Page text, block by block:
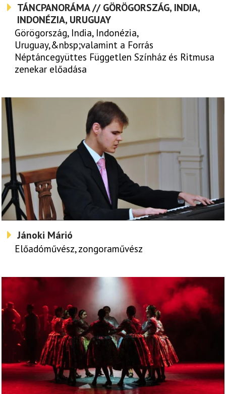
TÁNCPANORÁMA // GÖRÖGORSZÁG, INDIA,
INDONÉZIA, URUGUAY
Görögország, India, Indonézia,
Uruguay,&nbsp;valamint a Forrás
Néptáncegyüttes Független Színház és Ritmusa
zenekar előadása
Jánoki Márió
Előadóművész, zongoraművész